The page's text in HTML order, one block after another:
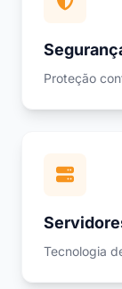
Proteção
Tecnologia